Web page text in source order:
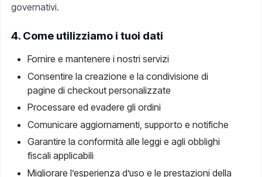
governativi.
4. Come utilizziamo i tuoi dati
Fornire e mantenere i nostri servizi
Consentire la creazione e la condivisione di
pagine di checkout personalizzate
Processare ed evadere gli ordini
Comunicare aggiornamenti, supporto e notifiche
Garantire la conformità alle leggi e agli obblighi
fiscali applicabili
Migliorare l’esperienza d’uso e le prestazioni della